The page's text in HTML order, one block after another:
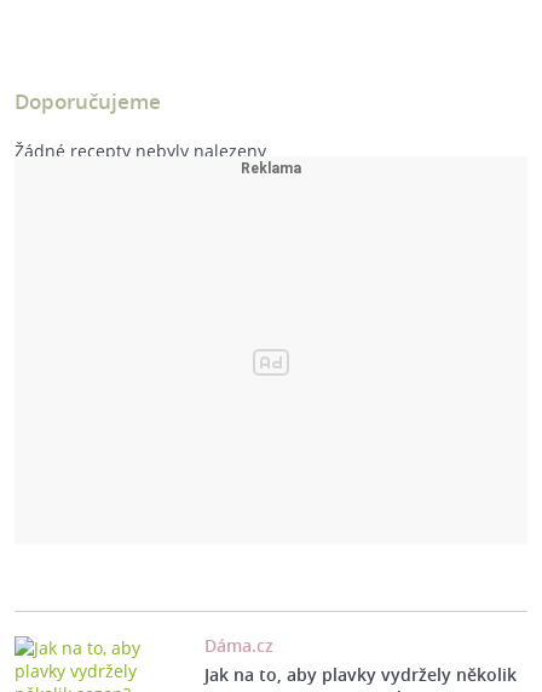
Doporučujeme
Žádné recepty nebyly nalezeny
Dáma.cz
Jak na to, aby plavky vydržely několik